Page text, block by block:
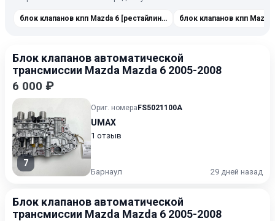
блок клапанов кпп Mazda 6 [рестайлинг] 2005-2008 блок клапанов кпп Mazda
Блок клапанов автоматической
трансмиссии Mazda Mazda 6 2005-2008
6 000 ₽
7
Ориг. номера FS5021100A
UMAX
1 отзыв
Барнаул 29 дней назад
Блок клапанов автоматической
трансмиссии Mazda Mazda 6 2005-2008